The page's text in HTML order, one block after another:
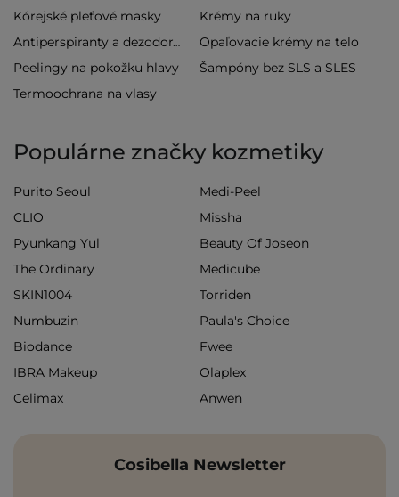
Kórejské pleťové masky
Krémy na ruky
Antiperspiranty a dezodoranty
Opaľovacie krémy na telo
Peelingy na pokožku hlavy
Šampóny bez SLS a SLES
Termoochrana na vlasy
Populárne značky kozmetiky
Purito Seoul
Medi-Peel
CLIO
Missha
Pyunkang Yul
Beauty Of Joseon
The Ordinary
Medicube
SKIN1004
Torriden
Numbuzin
Paula's Choice
Biodance
Fwee
IBRA Makeup
Olaplex
Celimax
Anwen
Cosibella Newsletter